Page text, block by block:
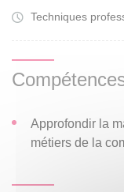
Techniques
Approfondir la
métiers de la